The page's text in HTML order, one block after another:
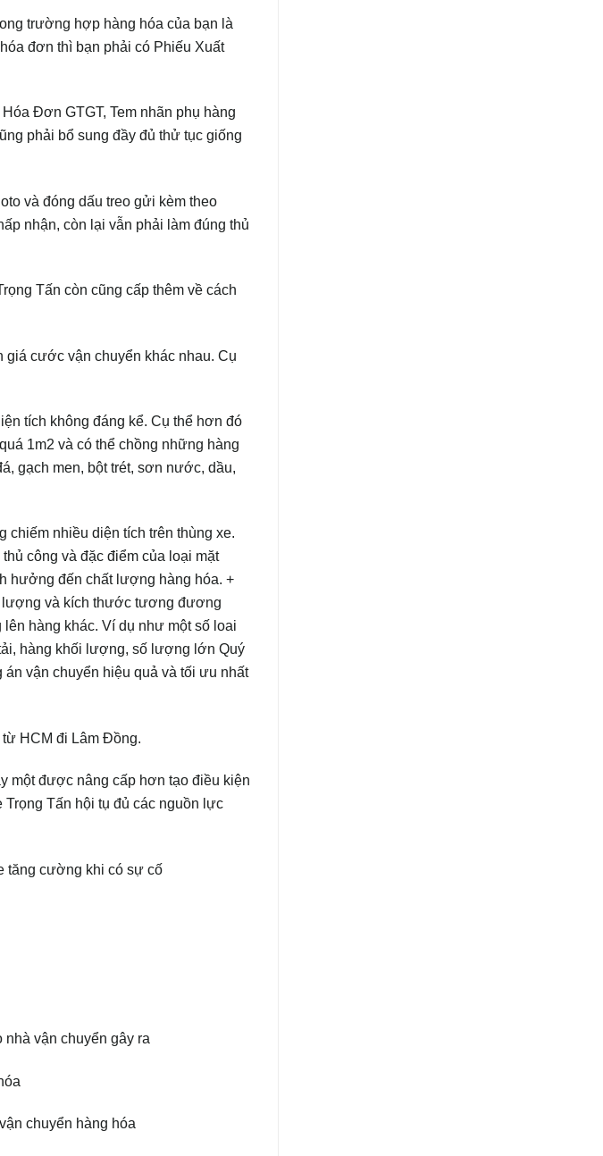
trường hợp hàng hóa của bạn là
đơn thì bạn phải có Phiếu Xuất
Đơn GTGT, Tem nhãn phụ hàng
phải bổ sung đầy đủ thử tục giống
và đóng dấu treo gửi kèm theo
nhận, còn lại vẫn phải làm đúng thủ
Tấn còn cũng cấp thêm về cách
giá cước vận chuyển khác nhau. Cụ
tích không đáng kể. Cụ thể hơn đó
1m2 và có thể chồng những hàng
gạch men, bột trét, sơn nước, dầu,
nhiều diện tích trên thùng xe.
công và đặc điểm của loại mặt
hưởng đến chất lượng hàng hóa. +
lượng và kích thước tương đương
hàng khác. Ví dụ như một số loai
hàng khối lượng, số lượng lớn Quý
vận chuyển hiệu quả và tối ưu nhất
HCM đi Lâm Đồng.
một được nâng cấp hơn tạo điều kiện
Tấn hội tụ đủ các nguồn lực
tăng cường khi có sự cố
vận chuyển gây ra
chuyển hàng hóa